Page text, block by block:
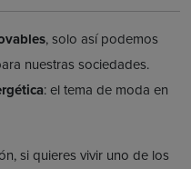
, solo así podemos
nuestras sociedades.
: el tema de moda en
si quieres vivir uno de los